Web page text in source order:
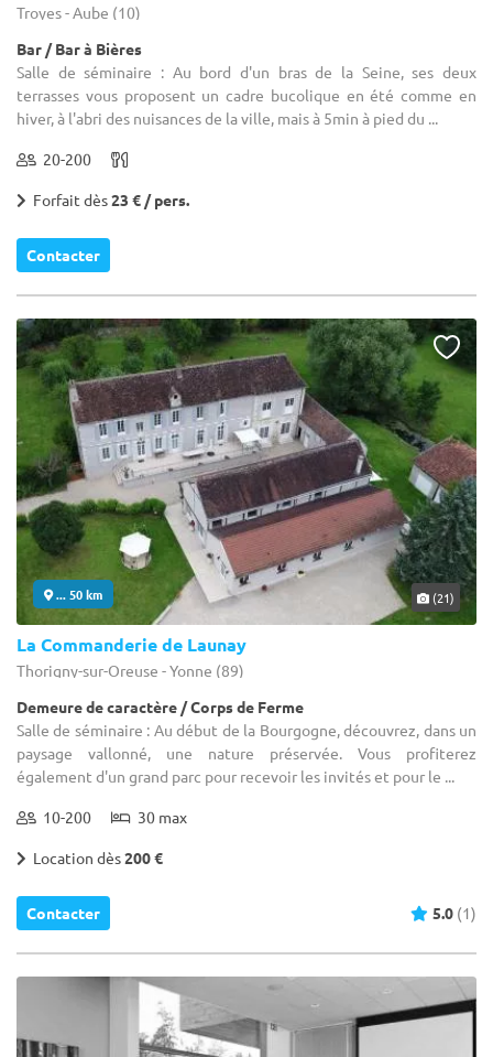
Troyes - Aube (10)
Bar / Bar à Bières
Salle de séminaire : Au bord d'un bras de la Seine, ses deux
terrasses vous proposent un cadre bucolique en été comme en
hiver, à l'abri des nuisances de la ville, mais à 5min à pied du ...
20-200
Forfait dès23 € / pers.
Contacter
... 50 km (21)
La Commanderie de Launay
Thorigny-sur-Oreuse - Yonne (89)
Demeure de caractère / Corps de Ferme
Salle de séminaire : Au début de la Bourgogne, découvrez, dans un
paysage vallonné, une nature préservée. Vous profiterez
également d'un grand parc pour recevoir les invités et pour le ...
10-200 30 max
Location dès200 €
Contacter 5.0 (1)